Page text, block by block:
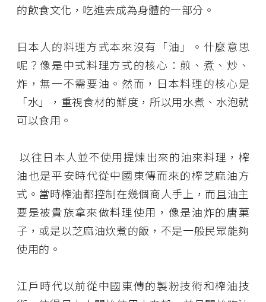
的飲食文化，吃進去成為身體的一部分。
日本人的料理方式本來沒有「油」。什麼意思
呢？像是中式料理方式的核心：煎、煮、炒、
炸，無一不需要油。然而，日本料理的核心是
「水」，重視食材的鮮度，所以用水煮、水泡就
可以食用。
以往日本人並不使用提煉出來的油來料理，榨
油也是平安時代從中國東傳而來的榨芝麻油方
式。當時榨油都控制在幾個商人手上，而且油主
要是被貴族拿來做料理使用，像是油炸的唐菓
子，或是以芝麻油炊煮的飯，不是一般民眾能夠
使用的。
江戶時代以前從中國東傳的製粉技術和榨油技